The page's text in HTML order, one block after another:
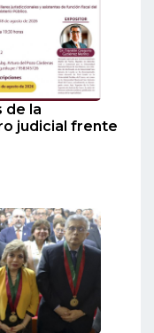
de la
judicial frente